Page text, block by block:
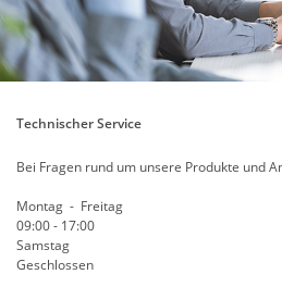
Technischer Service
Bei Fragen rund um unsere Produkte und
Montag - Freitag
09:00 - 17:00
Samstag
Geschlossen